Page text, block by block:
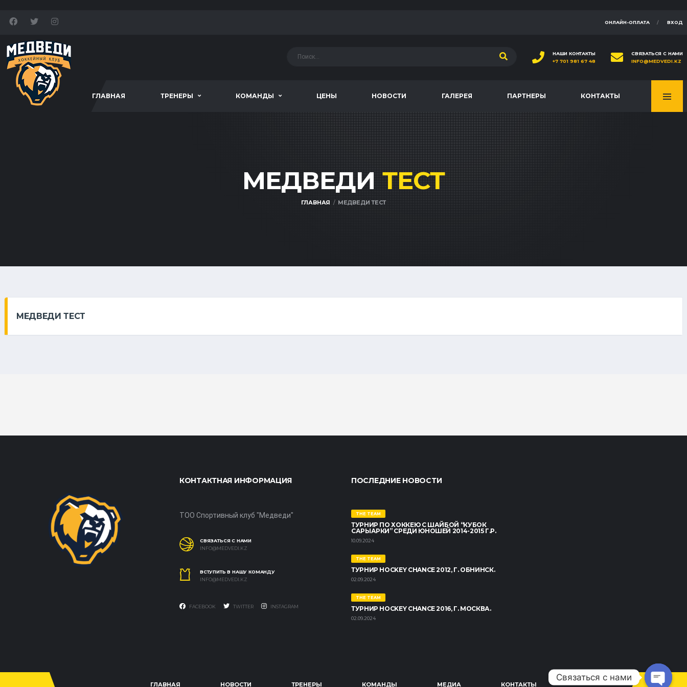
ОНЛАЙН-ОПЛАТА ВХОД
НАШИ КОНТАКТЫ
+7 701 981 67 48
СВЯЗАТЬСЯ С НАМИ
INFO@MEDVEDI.KZ
ГЛАВНАЯ ТРЕНЕРЫ КОМАНДЫ ЦЕНЫ НОВОСТИ ГАЛЕРЕЯ ПАРТНЕРЫ КОНТАКТЫ
МЕДВЕДИ ТЕСТ
ГЛАВНАЯ МЕДВЕДИ ТЕСТ
МЕДВЕДИ ТЕСТ
КОНТАКТНАЯ ИНФОРМАЦИЯ
ТОО Спортивный клуб "Медведи"
СВЯЗАТЬСЯ С НАМИ
INFO@MEDVEDI.KZ
ВСТУПИТЬ В НАШУ КОМАНДУ
INFO@MEDVEDI.KZ
FACEBOOK TWITTER INSTAGRAM
ПОСЛЕДНИЕ НОВОСТИ
THE TEAM
ТУРНИР ПО ХОККЕЮ С ШАЙБОЙ “КУБОК
САРЫАРКИ” СРЕДИ ЮНОШЕЙ 2014-2015 Г.Р.
10.09.2024
THE TEAM
ТУРНИР HOCKEY CHANCE 2012, Г. ОБНИНСК.
02.09.2024
THE TEAM
ТУРНИР HOCKEY CHANCE 2016, Г. МОСКВА.
02.09.2024
ГЛАВНАЯ НОВОСТИ ТРЕНЕРЫ КОМАНДЫ МЕДИА КОНТАКТЫ
Связаться с нами